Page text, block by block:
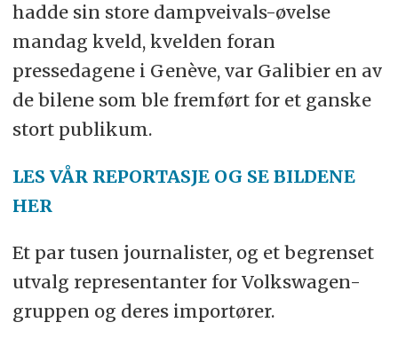
hadde sin store dampveivals-øvelse
mandag kveld, kvelden foran
pressedagene i Genève, var Galibier en av
de bilene som ble fremført for et ganske
stort publikum.
LES VÅR REPORTASJE OG SE BILDENE
HER
Et par tusen journalister, og et begrenset
utvalg representanter for Volkswagen-
gruppen og deres importører.